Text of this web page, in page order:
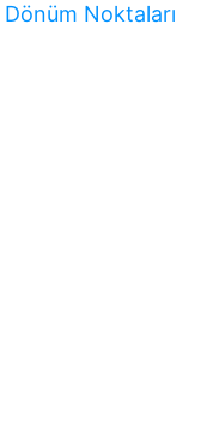
Dönüm Noktaları